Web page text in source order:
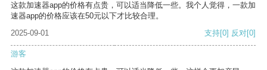
这款加速器app的价格有点贵，可以适当降低一些。我个人觉得，一款加
速器app的价格应该在50元以下才比较合理。
2025-09-01
支持[0] 反对[0]
游客